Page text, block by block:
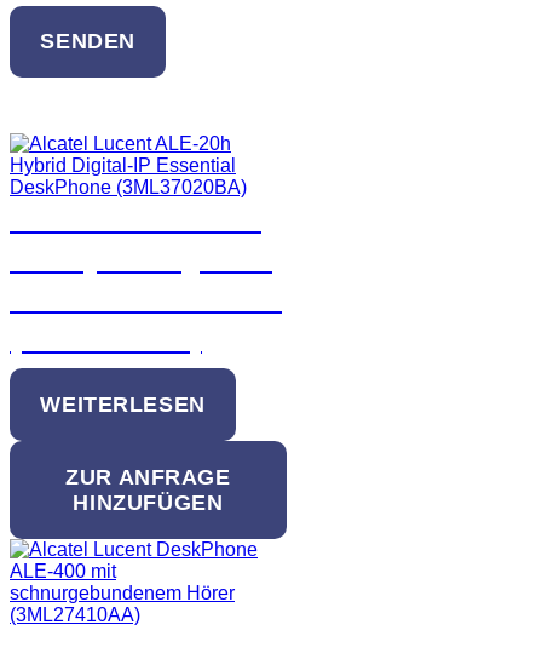
SENDEN
WEITERLESEN
ZUR ANFRAGE
HINZUFÜGEN